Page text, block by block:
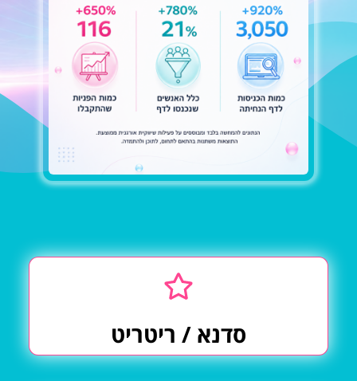
סדנא / ריטריט